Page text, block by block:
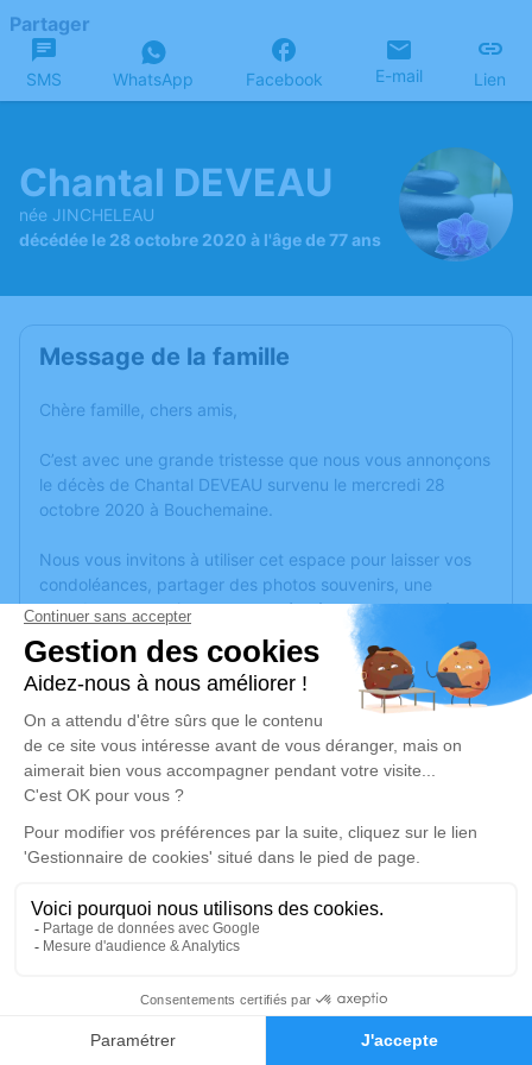
Faire-part Hommages
Partager
SMS WhatsApp Facebook E-mail Lien
Chantal DEVEAU
née JINCHELEAU
décédée le 28 octobre 2020 à l'âge de 77 ans
Message de la famille
Chère famille, chers amis,
C’est avec une grande tristesse que nous vous annonçons
le décès de Chantal DEVEAU survenu le mercredi 28
octobre 2020 à Bouchemaine.
Nous vous invitons à utiliser cet espace pour laisser vos
condoléances, partager des photos souvenirs, une
anecdote ou exprimer vos pensées à travers des poèmes
ou des textes. Cet endroit est un lieu d'expression dédié à
honorer la mémoire de Chantal DEVEAU.
Un service de plantation d’arbre hommage estdisponible
mardi 03 novembre 2020 à 10h00
Église Saint Aubin de Pruniers de
Bouchemaine